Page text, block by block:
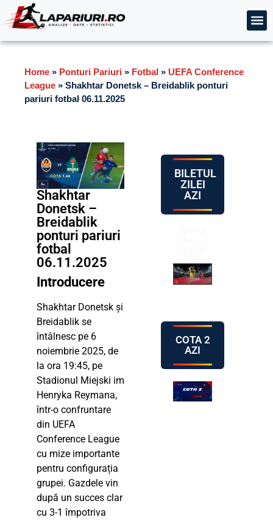
Home » Ponturi Pariuri » Fotbal » UEFA Conference
League » Shakhtar Donetsk – Breidablik ponturi
pariuri fotbal 06.11.2025
Shakhtar
Donetsk –
Breidablik
ponturi pariuri
fotbal
06.11.2025
Introducere
Shakhtar Donetsk și
Breidablik se
întâlnesc pe 6
noiembrie 2025, de
la ora 19:45, pe
Stadionul Miejski im
Henryka Reymana,
într-o confruntare
din UEFA
Conference League
cu mize importante
pentru configurația
grupei. Gazdele vin
după un succes clar
cu 3-1 împotriva
BILETUL
ZILEI
AZI
COTA 2
AZI